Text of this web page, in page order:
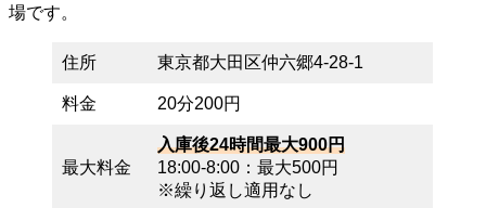
場です。
住所 東京都大田区仲六郷4-28-1
料金 20分200円
最大料金
入庫後24時間最大900円
18:00-8:00：最大500円
※繰り返し適用なし